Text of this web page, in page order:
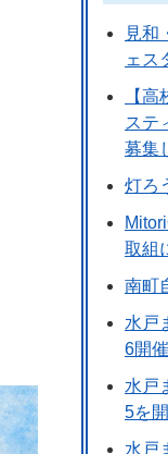
見和
ェス
【
ステ
募集
灯ろ
取組
南町
水戸
6開
水戸
5を
水戸